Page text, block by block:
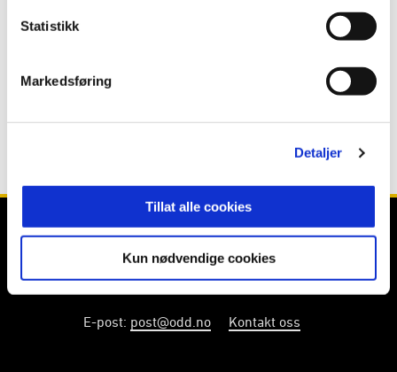
Statistikk
Markedsføring
Detaljer
Tillat alle cookies
Kun nødvendige cookies
E-post: post@odd.no Kontakt oss